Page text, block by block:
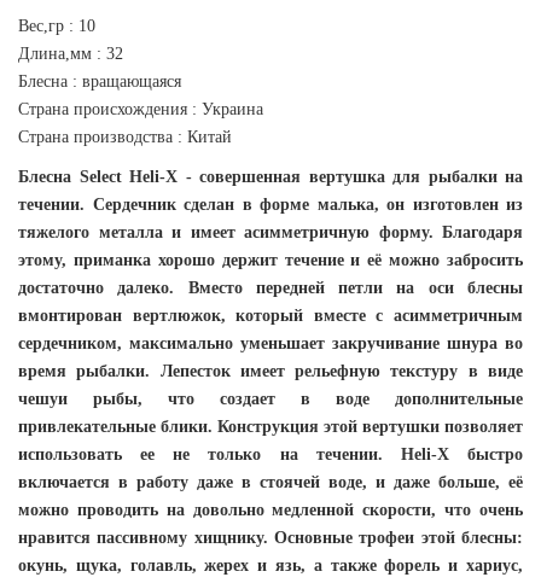
Вес,гр : 10
Длина,мм : 32
Блесна : вращающаяся
Страна происхождения : Украина
Страна производства : Китай
Блесна Select Heli-X - совершенная вертушка для рыбалки на
течении. Сердечник сделан в форме малька, он изготовлен из
тяжелого металла и имеет асимметричную форму. Благодаря
этому, приманка хорошо держит течение и её можно забросить
достаточно далеко. Вместо передней петли на оси блесны
вмонтирован вертлюжок, который вместе с асимметричным
сердечником, максимально уменьшает закручивание шнура во
время рыбалки. Лепесток имеет рельефную текстуру в виде
чешуи рыбы, что создает в воде дополнительные
привлекательные блики. Конструкция этой вертушки позволяет
использовать ее не только на течении. Heli-X быстро
включается в работу даже в стоячей воде, и даже больше, её
можно проводить на довольно медленной скорости, что очень
нравится пассивному хищнику. Основные трофеи этой блесны:
окунь, щука, голавль, жерех и язь, а также форель и хариус,